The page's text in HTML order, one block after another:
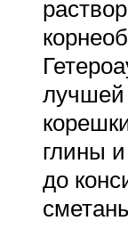
лучшей
глины
до